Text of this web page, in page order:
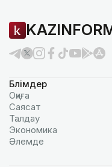
Бөлімдер
Оқиға
Саясат
Талдау
Экономика
Әлемде